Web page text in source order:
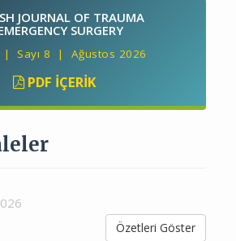
JOURNAL OF TRAUMA
SURGERY
| Sayı 8 | Ağustos 2026
PDF İÇERIK
Özetleri Göster